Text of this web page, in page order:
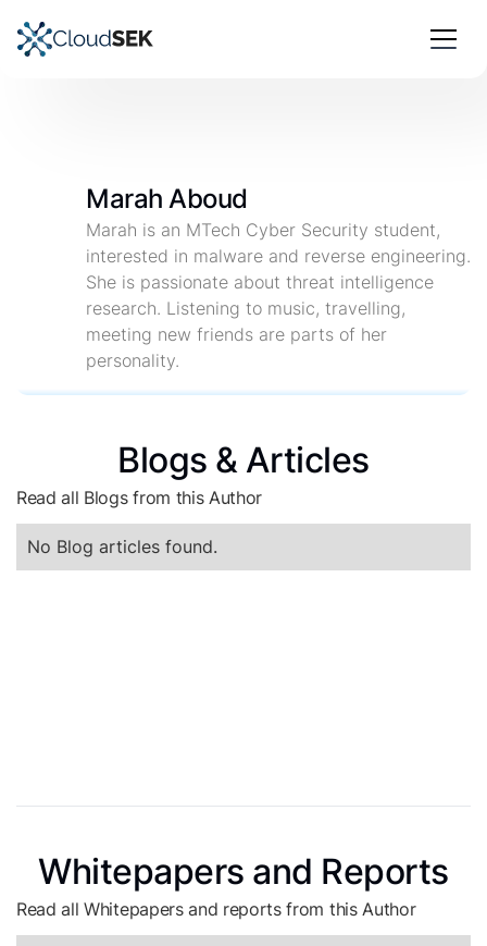
Marah Aboud
Marah is an MTech Cyber Security student,
interested in malware and reverse engineering.
She is passionate about threat intelligence
research. Listening to music, travelling,
meeting new friends are parts of her
personality.
Blogs & Articles
Read all Blogs from this Author
No Blog articles found.
Whitepapers and Reports
Read all Whitepapers and reports from this Author